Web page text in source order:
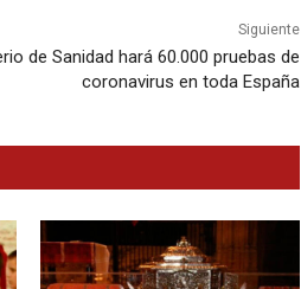
Siguiente
de Sanidad hará 60.000 pruebas de
coronavirus en toda España